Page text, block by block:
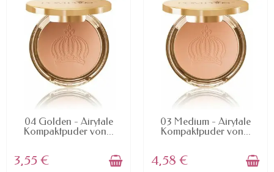
AVAILABLE
04 Golden - Airytale
Kompaktpuder von...
3,55 €
AVAILABLE
03 Medium - Airytale
Kompaktpuder von...
4,58 €